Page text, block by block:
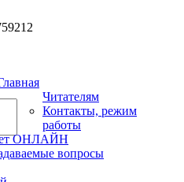
Читателям
Контакты, режим
работы
ОНЛАЙН
вопросы